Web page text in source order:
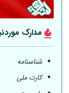
مدارک
شناسنامه
کارت ملی